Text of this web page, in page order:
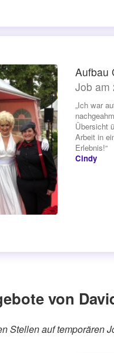
Aufbau
Job am
„Ich war
Übersicht
Arbeit in
Erlebnis!“
Cindy
von
Stellen auf temporären